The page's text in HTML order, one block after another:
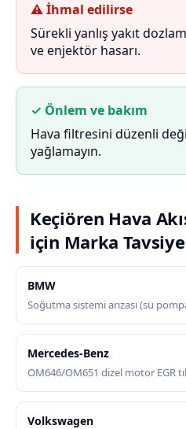
⚠ İhmal edilirse
Sürekli yanlış yakıt
ve enjektör hasarı.
✓ Önlem ve bakım
Hava filtresini düzenli
yağlamayın.
Keçiören Hava
için Marka
BMW
Soğutma sistemi arızası (su
Mercedes-Benz
OM646/OM651 dizel motor EGR
Volkswagen